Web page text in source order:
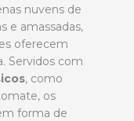
nuvens de
e amassadas,
oferecem
Servidos com
, como
os
forma de